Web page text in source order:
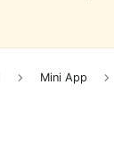
Mini App